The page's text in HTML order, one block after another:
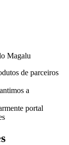
Magalu
de parceiros
a
portal